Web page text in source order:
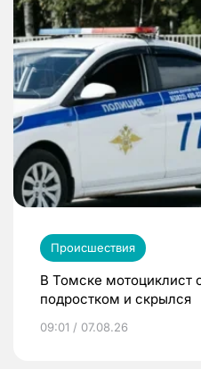
Происшествия
В Томске мотоциклист
подростком и скрылся
09:01 / 07.08.26